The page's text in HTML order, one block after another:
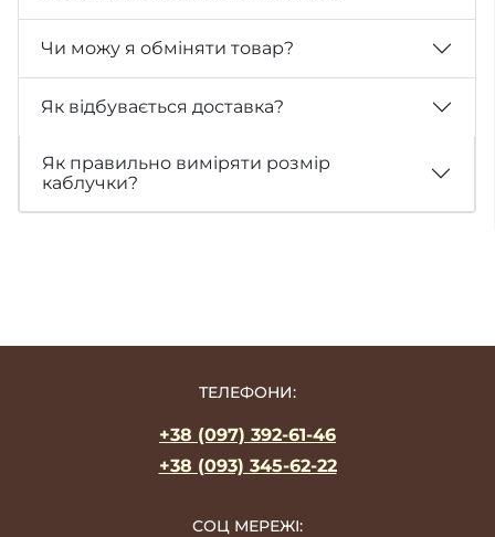
Чи можу я обміняти товар?
Як відбувається доставка?
Як правильно виміряти розмір
каблучки?
ТЕЛЕФОНИ:
+38 (097) 392-61-46
+38 (093) 345-62-22
СОЦ МЕРЕЖІ: